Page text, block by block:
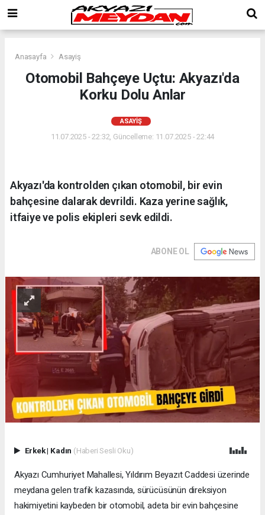
Anasayfa Asayiş
Otomobil Bahçeye Uçtu: Akyazı'da
Korku Dolu Anlar
ASAYIŞ
11.07.2025 - 22:32, Güncelleme: 11.07.2025 - 22:44
Akyazı'da kontrolden çıkan otomobil, bir evin
bahçesine dalarak devrildi. Kaza yerine sağlık,
itfaiye ve polis ekipleri sevk edildi.
ABONE OL
Erkek| Kadın (Haberi Sesli Oku)
Akyazı Cumhuriyet Mahallesi, Yıldırım Beyazıt Caddesi üzerinde
meydana gelen trafik kazasında, sürücüsünün direksiyon
hakimiyetini kaybeden bir otomobil, adeta bir evin bahçesine